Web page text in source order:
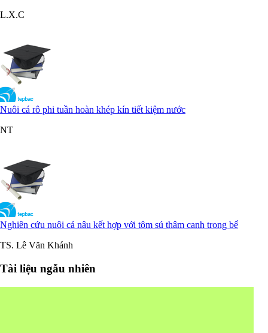
L.X.C
Nuôi cá rô phi tuần hoàn khép kín tiết kiệm nước
NT
Nghiên cứu nuôi cá nâu kết hợp với tôm sú thâm canh trong bể
TS. Lê Văn Khánh
Tài liệu ngẫu nhiên